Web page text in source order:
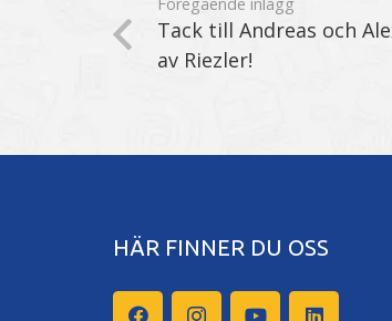
Tack till Andreas och
av Riezler!
HÄR FINNER DU OSS